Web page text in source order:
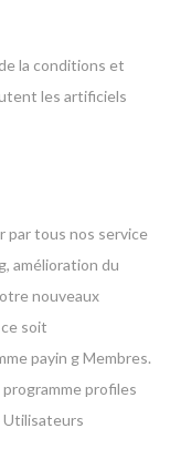
la conditions et
les artificiels
par tous nos service
amélioration du
nouveaux
soit
payin g Membres.
profiles
Utilisateurs